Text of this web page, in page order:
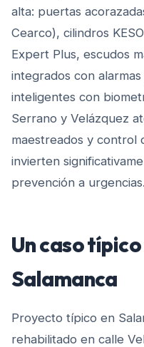
alta: puertas
Cearco), cilindros
Expert Plus, escudos
integrados con
inteligentes con
Serrano y Velázquez
maestreados y control
invierten
prevención a urgencias.
Un caso
Salamanca
Proyecto típico en
rehabilitado en calle